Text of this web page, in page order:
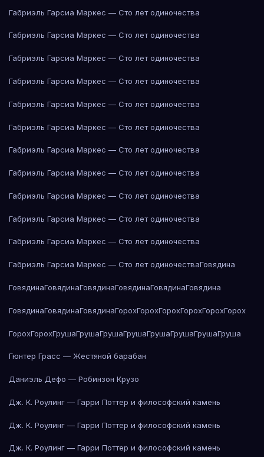
Габриэль Гарсиа Маркес — Сто лет одиночества
Габриэль Гарсиа Маркес — Сто лет одиночества
Габриэль Гарсиа Маркес — Сто лет одиночества
Габриэль Гарсиа Маркес — Сто лет одиночества
Габриэль Гарсиа Маркес — Сто лет одиночества
Габриэль Гарсиа Маркес — Сто лет одиночества
Габриэль Гарсиа Маркес — Сто лет одиночества
Габриэль Гарсиа Маркес — Сто лет одиночества
Габриэль Гарсиа Маркес — Сто лет одиночества
Габриэль Гарсиа Маркес — Сто лет одиночества
Габриэль Гарсиа Маркес — Сто лет одиночества
Габриэль Гарсиа Маркес — Сто лет одиночестваГовядина
ГовядинаГовядинаГовядинаГовядинаГовядинаГовядина
ГовядинаГовядинаГовядинаГорохГорохГорохГорохГорохГорох
ГорохГорохГрушаГрушаГрушаГрушаГрушаГрушаГрушаГруша
Гюнтер Грасс — Жестяной барабан
Даниэль Дефо — Робинзон Крузо
Дж. К. Роулинг — Гарри Поттер и философский камень
Дж. К. Роулинг — Гарри Поттер и философский камень
Дж. К. Роулинг — Гарри Поттер и философский камень